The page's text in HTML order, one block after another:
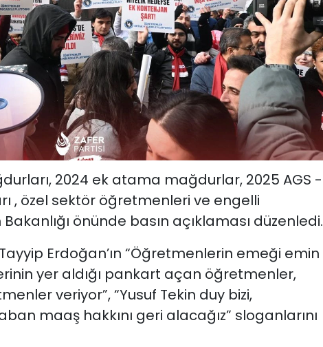
2024 ek atama mağdurlar, 2025 AGS -
, özel sektör öğretmenleri ve engelli
önünde basın açıklaması düzenledi.
Erdoğan’ın “Öğretmenlerin emeği emin
yer aldığı pankart açan öğretmenler,
veriyor”, “Yusuf Tekin duy bizi,
maaş hakkını geri alacağız” sloganlarını